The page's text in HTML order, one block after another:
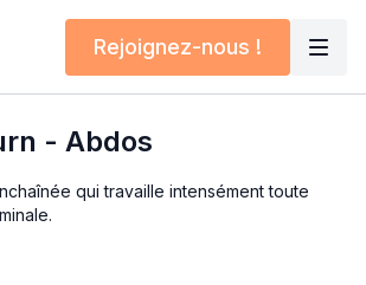
Rejoignez-nous !
- Abdos
qui travaille intensément toute
ou que les principes de placement